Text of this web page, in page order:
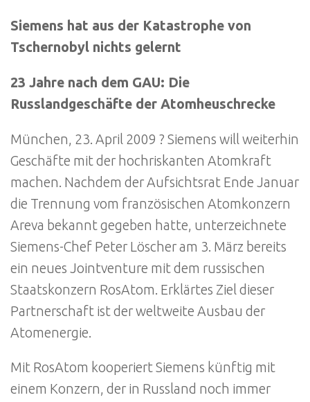
Siemens hat aus der Katastrophe von
Tschernobyl nichts gelernt
23 Jahre nach dem GAU: Die
Russlandgeschäfte der Atomheuschrecke
München, 23. April 2009 ? Siemens will weiterhin
Geschäfte mit der hochriskanten Atomkraft
machen. Nachdem der Aufsichtsrat Ende Januar
die Trennung vom französischen Atomkonzern
Areva bekannt gegeben hatte, unterzeichnete
Siemens-Chef Peter Löscher am 3. März bereits
ein neues Jointventure mit dem russischen
Staatskonzern RosAtom. Erklärtes Ziel dieser
Partnerschaft ist der weltweite Ausbau der
Atomenergie.
Mit RosAtom kooperiert Siemens künftig mit
einem Konzern, der in Russland noch immer